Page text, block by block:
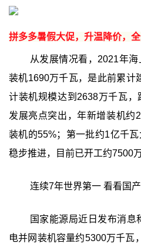
拼多多暑假大促，升温降价，
从发展情况看，2021年
装机1690万千瓦，是此前累计
计装机规模达到2638万千瓦
发展亮点突出，年新增装机约
装机的55%；第一批约1亿千
稳步推进，目前已开工约7500万
连续7年世界第一 看看国产
国家能源局近日发布消息
电并网装机容量约5300万千瓦